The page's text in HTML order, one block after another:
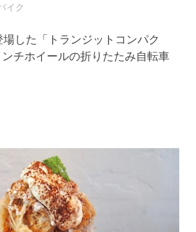
イク
した「トランジットコンパク
ンチホイールの折りたたみ自転車